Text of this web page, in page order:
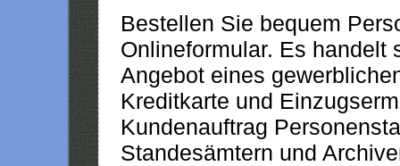
Bestellen Sie bequem
Onlineformular. Es handelt
Angebot eines
Kreditkarte und
Kundenauftrag
Standesämtern und